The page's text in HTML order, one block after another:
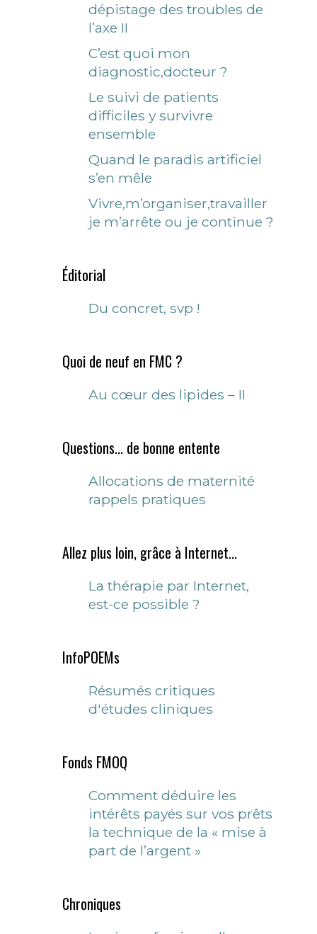
dépistage des troubles de
l’axe II
C’est quoi mon
diagnostic,docteur ?
Le suivi de patients
difficiles y survivre
ensemble
Quand le paradis artificiel
s’en mêle
Vivre,m’organiser,travailler
je m’arrête ou je continue ?
Éditorial
Du concret, svp !
Quoi de neuf en FMC ?
Au cœur des lipides – II
Questions... de bonne entente
Allocations de maternité
rappels pratiques
Allez plus loin, grâce à Internet...
La thérapie par Internet,
est-ce possible ?
InfoPOEMs
Résumés critiques
d'études cliniques
Fonds FMOQ
Comment déduire les
intérêts payés sur vos prêts
la technique de la « mise à
part de l’argent »
Chroniques